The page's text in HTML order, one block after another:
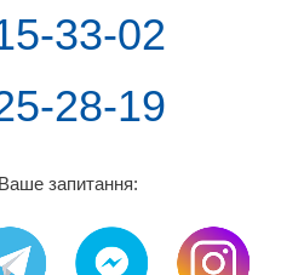
33-02
28-19
запитання: